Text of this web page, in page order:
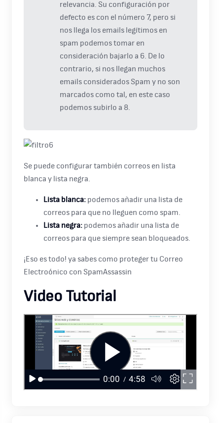
relevancia. Su configuración por
defecto es con el número 7, pero si
nos llega los emails legítimos en
spam podemos tomar en
consideración bajarlo a 6. De lo
contrario, si nos llegan muchos
emails considerados Spam y no son
marcados como tal, en este caso
podemos subirlo a 8.
Se puede configurar también correos en lista
blanca y lista negra.
Lista blanca: podemos añadir una lista de
correos para que no lleguen como spam.
Lista negra: podemos añadir una lista de
correos para que siempre sean bloqueados.
¡Eso es todo! ya sabes como proteger tu Correo
Electroónico con SpamAssassin
Video Tutorial